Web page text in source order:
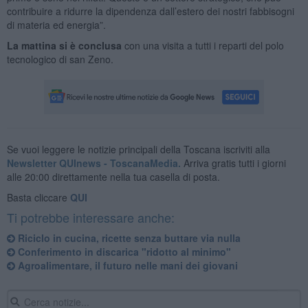
contribuire a ridurre la dipendenza dall’estero dei nostri fabbisogni
di materia ed energia”.
La mattina si è conclusa con una visita a tutti i reparti del polo
tecnologico di san Zeno.
Se vuoi leggere le notizie principali della Toscana iscriviti alla
Newsletter QUInews - ToscanaMedia. Arriva gratis tutti i giorni
alle 20:00 direttamente nella tua casella di posta.
Basta cliccare QUI
Ti potrebbe interessare anche:
Riciclo in cucina, ricette senza buttare via nulla
Conferimento in discarica "ridotto al minimo"
Agroalimentare, il futuro nelle mani dei giovani